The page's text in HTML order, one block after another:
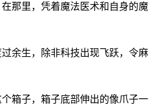
那里，凭着魔法医术和自身的魔
余生，除非科技出现飞跃，令麻
箱子，箱子底部伸出的像爪子一